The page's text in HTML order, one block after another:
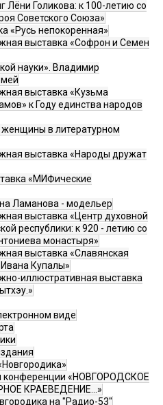
Лёни Голикова: к 100-летию со
Советского Союза»
«Русь непокоренная»
выставка «Софрон и Семен
науки». Владимир
выставка «Кузьма
к Году единства народов
женщины в литературном
выставка «Народы дружат
«МИФические
Ламанова - модельер
выставка «Центр духовной
республики: к 920 - летию со
монастыря»
выставка «Славянская
Купалы»
иллюстративная выставка
виде
конференции «НОВГОРОДСКОЕ
КРАЕВЕДЕНИЕ...»
на "Радио-53"